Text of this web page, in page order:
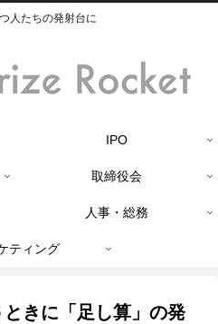
人たちの発射台に
IPO
取締役会
人事・総務
ティング
きに「足し算」の発